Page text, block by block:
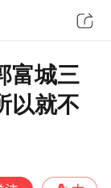
富城三
以就不